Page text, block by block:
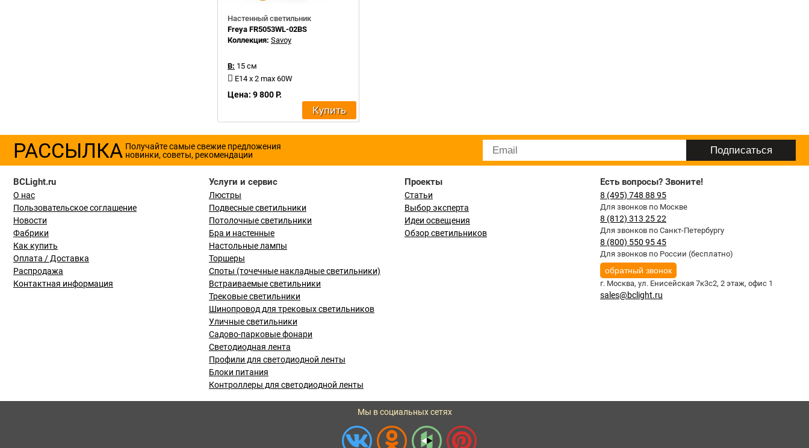
Настенный светильник
Freya FR5053WL-02BS
Коллекция: Savoy
В: 15 см
E14 x 2 max 60W
Цена: 9 800 Р.
Купить
РАССЫЛКА Получайте самые свежие предложения
новинки, советы, рекомендации
BCLight.ru
О нас
Пользовательское соглашение
Новости
Фабрики
Как купить
Оплата / Доставка
Распродажа
Контактная информация
Услуги и сервис
Люстры
Подвесные светильники
Потолочные светильники
Бра и настенные
Настольные лампы
Торшеры
Споты (точечные накладные светильники)
Встраиваемые светильники
Трековые светильники
Шинопровод для трековых светильников
Уличные светильники
Садово-парковые фонари
Светодиодная лента
Профили для светодиодной ленты
Блоки питания
Контроллеры для светодиодной ленты
Проекты
Статьи
Выбор эксперта
Идеи освещения
Обзор светильников
Есть вопросы? Звоните!
8 (495) 748 88 95
Для звонков по Москве
8 (812) 313 25 22
Для звонков по Санкт-Петербургу
8 (800) 550 95 45
Для звонков по России (бесплатно)
обратный звонок
г. Москва, ул. Енисейская 7к3с2, 2 этаж, офис 1
sales@bclight.ru
Мы в социальных сетях